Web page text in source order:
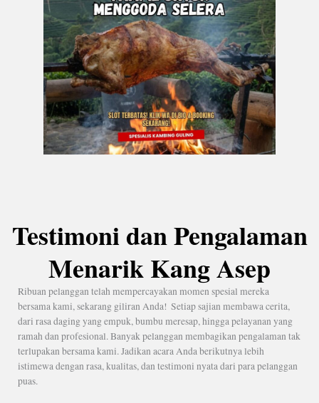
Testimoni dan Pengalaman
Menarik Kang Asep
Ribuan pelanggan telah mempercayakan momen spesial mereka
bersama kami, sekarang giliran Anda! Setiap sajian membawa cerita,
dari rasa daging yang empuk, bumbu meresap, hingga pelayanan yang
ramah dan profesional. Banyak pelanggan membagikan pengalaman tak
terlupakan bersama kami. Jadikan acara Anda berikutnya lebih
istimewa dengan rasa, kualitas, dan testimoni nyata dari para pelanggan
puas.